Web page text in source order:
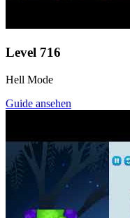
Level 716
Hell Mode
Guide ansehen